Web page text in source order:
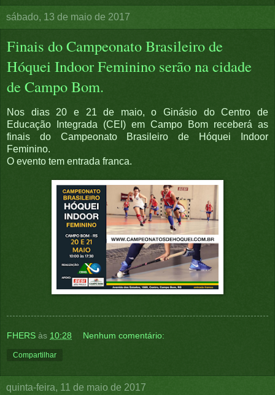
sábado, 13 de maio de 2017
Finais do Campeonato Brasileiro de
Hóquei Indoor Feminino serão na cidade
de Campo Bom.
Nos dias 20 e 21 de maio, o Ginásio do Centro de
Educação Integrada (CEI) em Campo Bom receberá as
finais do Campeonato Brasileiro de Hóquei Indoor
Feminino.
O evento tem entrada franca.
FHERS às 10:28 Nenhum comentário:
Compartilhar
quinta-feira, 11 de maio de 2017